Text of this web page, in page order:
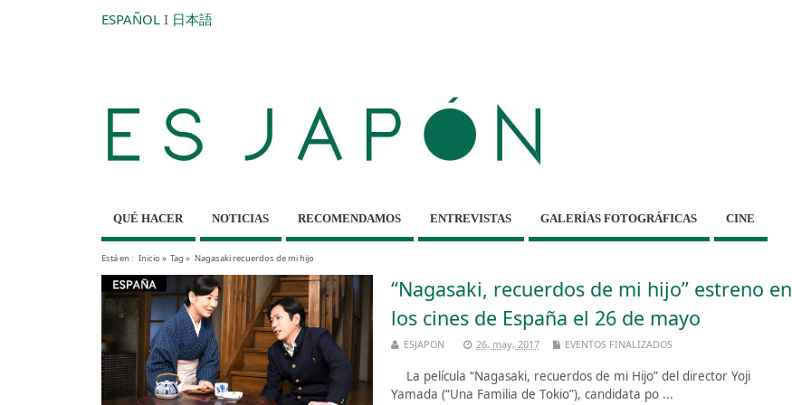
ESPAÑOL I 日本語
QUÉ HACER NOTICIAS RECOMENDAMOS ENTREVISTAS GALERÍAS FOTOGRÁFICAS CINE
Está en : Inicio» Tag » Nagasaki recuerdos de mi hijo
“Nagasaki, recuerdos de mi hijo” estreno en
los cines de España el 26 de mayo
ESJAPON 26, may, 2017 EVENTOS FINALIZADOS
La película “Nagasaki, recuerdos de mi Hijo” del director Yoji
Yamada (“Una Familia de Tokio”), candidata po ...